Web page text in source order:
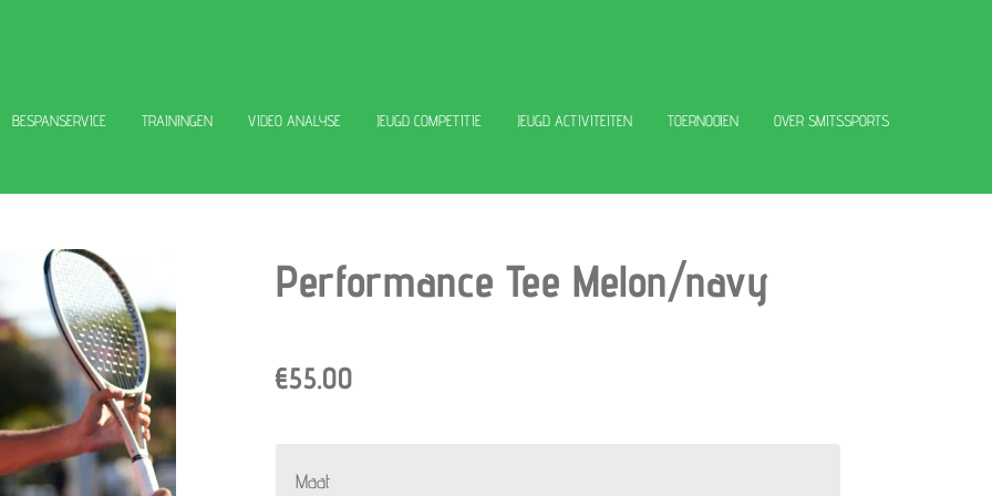
BESPANSERVICE TRAININGEN VIDEO ANALYSE JEUGD COMPETITIE JEUGD ACTIVITEITEN TOERNOOIEN OVER SMITSSPORTS
Performance Tee Melon/navy
€55.00
Maat